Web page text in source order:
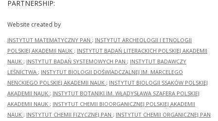
PARTNERSHIP:
Website created by
INSTYTUT MATEMATYCZNY PAN ; INSTYTUT ARCHEOLOGII I ETNOLOGII
POLSKIEJ AKADEMII NAUK ; INSTYTUT BADAŃ LITERACKICH POLSKIEJ AKADEMII
NAUK ; INSTYTUT BADAŃ SYSTEMOWYCH PAN ; INSTYTUT BADAWCZY
LEŚNICTWA ; INSTYTUT BIOLOGII DOŚWIADCZALNEJ IM. MARCELEGO
NENCKIEGO POLSKIEJ AKADEMII NAUK ; INSTYTUT BIOLOGII SSAKÓW POLSKIEJ
AKADEMII NAUK ; INSTYTUT BOTANIKI IM. WŁADYSŁAWA SZAFERA POLSKIEJ
AKADEMII NAUK ; INSTYTUT CHEMII BIOORGANICZNEJ POLSKIEJ AKADEMII
NAUK ; INSTYTUT CHEMII FIZYCZNEJ PAN ; INSTYTUT CHEMII ORGANICZNEJ PAN